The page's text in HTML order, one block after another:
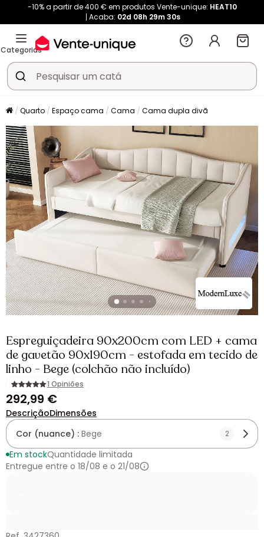
-10% a partir de 400 € em produtos Vente-unique: HEAT10
Acaba: 02d 08h 29m30s
Categorias
Quarto Espaço cama Cama Cama dupla divã
Espreguiçadeira 90x200cm com LED + cama
de gavetão 90x190cm - estofada em tecido de
linho - Bege (colchão não incluído)
1 Opiniões
292,99 €
DescriçãoDimensões
Cor (nuance) : Bege 2
Em stockQuantidade limitada
Entregue entre o 18/08 e o 21/08